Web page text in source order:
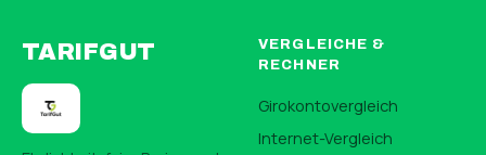
TARIFGUT
VERGLEICHE &
RECHNER
Girokontovergleich
Internet-Vergleich